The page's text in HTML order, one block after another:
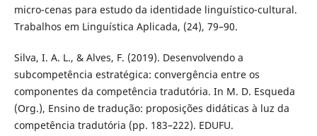
micro-cenas para estudo da identidade linguístico-cultural.
Trabalhos em Linguística Aplicada, (24), 79–90.
Silva, I. A. L., & Alves, F. (2019). Desenvolvendo a
subcompetência estratégica: convergência entre os
componentes da competência tradutória. In M. D. Esqueda
(Org.), Ensino de tradução: proposições didáticas à luz da
competência tradutória (pp. 183–222). EDUFU.